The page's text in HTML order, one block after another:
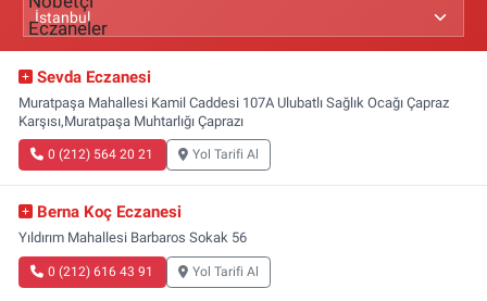
Sevda Eczanesi
Muratpaşa Mahallesi Kamil Caddesi 107A Ulubatlı Sağlık Ocağı Çapraz
Karşısı,Muratpaşa Muhtarlığı Çaprazı
0 (212) 564 20 21 Yol Tarifi Al
Berna Koç Eczanesi
Yıldırım Mahallesi Barbaros Sokak 56
0 (212) 616 43 91 Yol Tarifi Al